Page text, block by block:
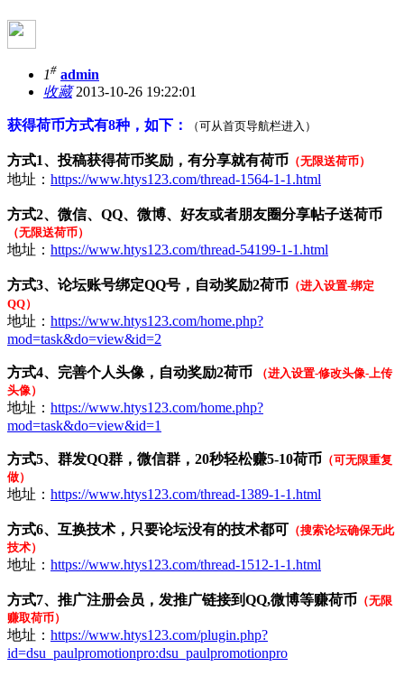
1# admin
收藏2013-10-26 19:22:01
获得荷币方式有8种 ，如下： （可从首页导航栏进入）
方式1、投稿获得荷币奖励，有分享就有荷币 （无限送荷币）
地址 ： https://www.htys123.com/thread-1564-1-1.html
方式2、微信、QQ、微博、好友或者朋友圈分享帖子送荷币
（无限送荷币）
地址： https://www.htys123.com/thread-54199-1-1.html
方式3、论坛账号绑定QQ号，自动奖励2荷币 （进入设置-绑定
QQ）
地址 ： https://www.htys123.com/home.php?
mod=task&do=view&id=2
方式4、 完善个人头像，自动奖励2荷币 （进入设置-修改头像-上传
头像）
地址： https://www.htys123.com/home.php?
mod=task&do=view&id=1
方式5、 群发QQ群，微信群，20秒轻松赚5-10荷币 （可无限重复
做）
地址： https://www.htys123.com/thread-1389-1-1.html
方式6、 互换技术，只要论坛没有的技术都可 （搜索论坛确保无此
技术）
地址： https://www.htys123.com/thread-1512-1-1.html
方式7、推广注册会员，发推广链接到QQ,微博等赚荷币 （无限
赚取荷币）
地址： https://www.htys123.com/plugin.php?
id=dsu_paulpromotionpro:dsu_paulpromotionpro